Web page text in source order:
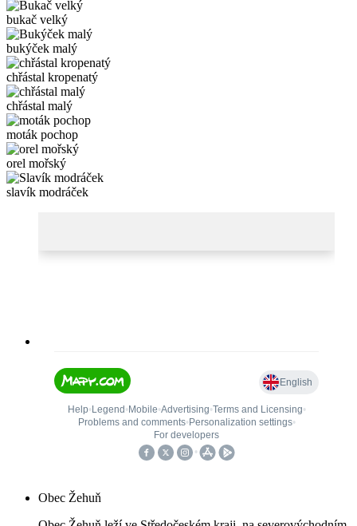
bukač velký
bukýček malý
chřástal kropenatý
chřástal malý
moták pochop
orel mořský
slavík modráček
Obec Žehuň